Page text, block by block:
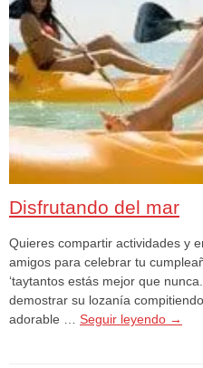
Disfrutando del mar
Quieres compartir actividades y
amigos para celebrar tu
‘taytantos estás mejor que
demostrar su lozanía
adorable … Seguir leyendo →